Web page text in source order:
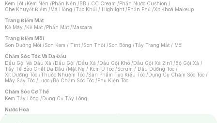
Kem Lót /Kem Nền /Phấn Nền /BB / CC Cream /Phấn Nước Cushion /
Che Khuyết Điểm /Má Hồng /Tạo Khối / Highlight /Phấn Phủ /Xịt Khoá Makeup
Trang Điểm Mắt
Kẻ Mày /Kẻ Mắt /Phấn Mắt /Mascara
Trang Điểm Môi
Son Dưỡng Môi /Son Kem / Tint /Son Thỏi /Son Bóng /Tẩy Trang Mắt / Môi
Chăm Sóc Tóc Và Da Đầu
Dầu Gội Và Dầu Xả /Dầu Gội /Dầu Xả /Dầu Gội Khô /Dầu Gội Xả 2in1 /Bộ Gội Xả /
Tẩy Tế Bào Chết Da Đầu /Mặt Nạ / Kem Ủ Tóc /Serum / Dầu Dưỡng Tóc /
Xịt Dưỡng Tóc /Thuốc Nhuộm Tóc /Sản Phẩm Tạo Kiểu Tóc /Dụng Cụ Chăm Sóc Tóc /
Máy Sấy Tóc /Lược /Bộ Chăm Sóc Tóc /Phụ Kiện Tóc
Chăm Sóc Cơ Thể
Kem Tẩy Lông /Dụng Cụ Tẩy Lông
Nước Hoa
Nước Hoa Nữ